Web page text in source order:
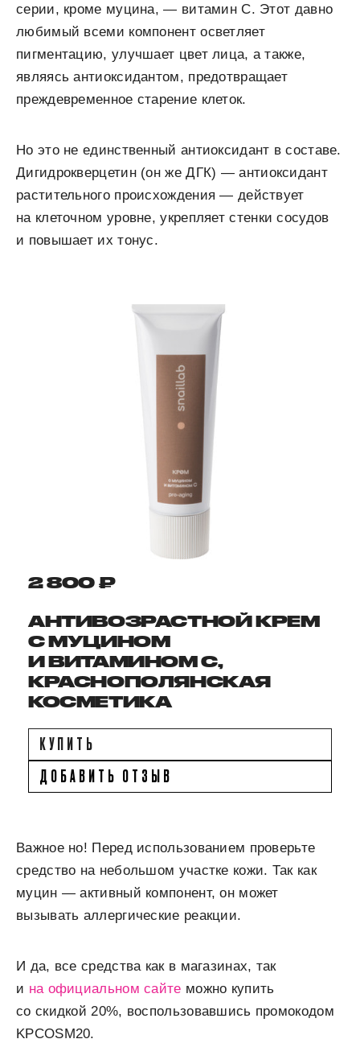
серии, кроме муцина, — витамин C. Этот давно
любимый всеми компонент осветляет
пигментацию, улучшает цвет лица, а также,
являясь антиоксидантом, предотвращает
преждевременное старение клеток.
Но это не единственный антиоксидант в составе.
Дигидрокверцетин (он же ДГК) — антиоксидант
растительного происхождения — действует
на клеточном уровне, укрепляет стенки сосудов
и повышает их тонус.
2 800 ₽
АНТИВОЗРАСТНОЙ КРЕМ
С МУЦИНОМ
И ВИТАМИНОМ C,
КРАСНОПОЛЯНСКАЯ
КОСМЕТИКА
КУПИТЬ
ДОБАВИТЬ ОТЗЫВ
Важное но! Перед использованием проверьте
средство на небольшом участке кожи. Так как
муцин — активный компонент, он может
вызывать аллергические реакции.
И да, все средства как в магазинах, так
и на официальном сайте можно купить
со скидкой 20%, воспользовавшись промокодом
KPCOSM20.